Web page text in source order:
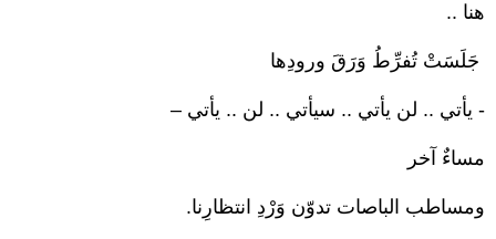
هنا ..‏
‏ جَلَسَتْ تُفرِّطُ وَرَقَ ورودِها‎
‏- يأتي .. لن يأتي .. سيأتي .. لن .. يأتي –‏
مساءٌ آخر
ومساطب الباصات تدوّن وَرْدِ انتظارِنا.‏